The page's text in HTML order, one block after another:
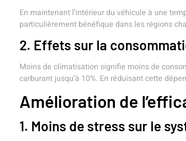
En maintenant l’intérieur du véhicule à une
particulièrement bénéfique dans les régions
2. Effets sur la
Moins de climatisation signifie moins de
carburant jusqu’à 10%. En réduisant cette
Amélioration de
1. Moins de stress sur le